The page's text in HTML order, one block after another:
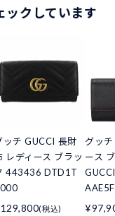
ックしています
ッチ GUCCI 長財
レディース ブラッ
443436 DTD1T
(税込)
グッ
ース